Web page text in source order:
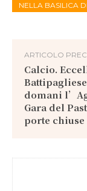
NELLA BASILICA
ARTICOLO
Calcio.
domani
Gara del
porte chiuse